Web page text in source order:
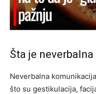
Šta je
Neverbalna
što su gestikulacija,